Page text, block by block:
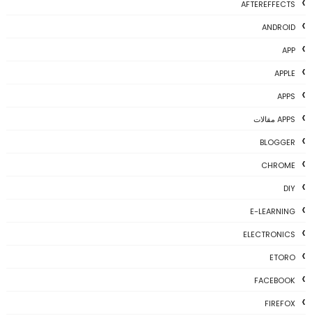
AFTEREFFECTS
ANDROID
APP
APPLE
APPS
APPS مقالات
BLOGGER
CHROME
DIY
E-LEARNING
ELECTRONICS
ETORO
FACEBOOK
FIREFOX